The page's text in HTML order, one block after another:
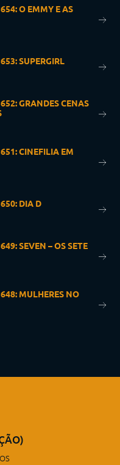
O EMMY E AS
SUPERGIRL
GRANDES CENAS
CINEFILIA EM
DIA D
SEVEN – OS SETE
MULHERES NO